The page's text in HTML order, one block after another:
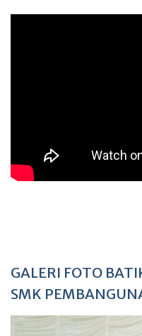
GALERI FOTO
SMK